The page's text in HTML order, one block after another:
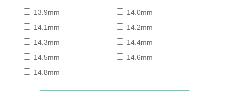
13.9mm
14.0mm
14.1mm
14.2mm
14.3mm
14.4mm
14.5mm
14.6mm
14.8mm